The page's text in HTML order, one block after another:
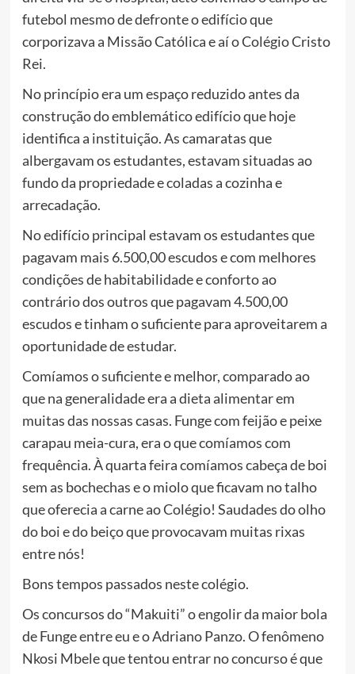
futebol mesmo de defronte o edifício que
corporizava a Missão Católica e aí o Colégio Cristo
Rei.
No princípio era um espaço reduzido antes da
construção do emblemático edifício que hoje
identifica a instituição. As camaratas que
albergavam os estudantes, estavam situadas ao
fundo da propriedade e coladas a cozinha e
arrecadação.
No edifício principal estavam os estudantes que
pagavam mais 6.500,00 escudos e com melhores
condições de habitabilidade e conforto ao
contrário dos outros que pagavam 4.500,00
escudos e tinham o suficiente para aproveitarem a
oportunidade de estudar.
Comíamos o suficiente e melhor, comparado ao
que na generalidade era a dieta alimentar em
muitas das nossas casas. Funge com feijão e peixe
carapau meia-cura, era o que comíamos com
frequência. À quarta feira comíamos cabeça de boi
sem as bochechas e o miolo que ficavam no talho
que oferecia a carne ao Colégio! Saudades do olho
do boi e do beiço que provocavam muitas rixas
entre nós!
Bons tempos passados neste colégio.
Os concursos do “Makuiti” o engolir da maior bola
de Funge entre eu e o Adriano Panzo. O fenômeno
Nkosi Mbele que tentou entrar no concurso é que